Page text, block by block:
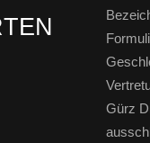
Gürz